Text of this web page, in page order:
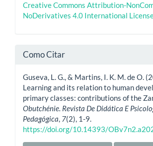
Creative Commons Attribution-
NoDerivatives 4.0 International
Como Citar
Guseva, L. G., & Martins, I. K. M. de O.
Learning and its relation to human
primary classes: contributions of the
Obutchénie. Revista De Didática E
Pedagógica, 7(2), 1-9.
https://doi.org/10.14393/